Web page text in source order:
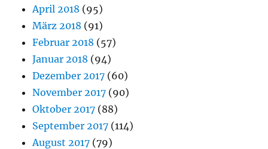
April 2018 (95)
März 2018 (91)
Februar 2018 (57)
Januar 2018 (94)
Dezember 2017 (60)
November 2017 (90)
Oktober 2017 (88)
September 2017 (114)
August 2017 (79)